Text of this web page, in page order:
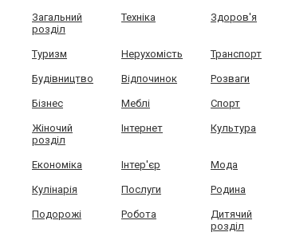
Загальний
розділ
Техніка Здоров'я
Туризм Нерухомість Транспорт
Будівництво Відпочинок Розваги
Бізнес Меблі Спорт
Жіночий
розділ
Інтернет Культура
Економіка Інтер'єр Мода
Кулінарія Послуги Родина
Подорожі Робота
Дитячий
розділ